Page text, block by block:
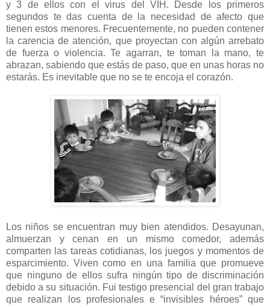
y 3 de ellos con el virus del VIH. Desde los primeros
segundos te das cuenta de la necesidad de afecto que
tienen estos menores. Frecuentemente, no pueden contener
la carencia de atención, que proyectan con algún arrebato
de fuerza o violencia. Te agarran, te toman la mano, te
abrazan, sabiendo que estás de paso, que en unas horas no
estarás. Es inevitable que no se te encoja el corazón.
Los niños se encuentran muy bien atendidos. Desayunan,
almuerzan y cenan en un mismo comedor, además
comparten las tareas cotidianas, los juegos y momentos de
esparcimiento. Viven como en una familia que promueve
que ninguno de ellos sufra ningún tipo de discriminación
debido a su situación. Fui testigo presencial del gran trabajo
que realizan los profesionales e “invisibles héroes” que